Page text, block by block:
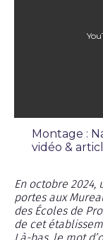
Montage :
vidéo &
En octobre
portes aux
des Écoles de
de cet
Là-bas, le mot